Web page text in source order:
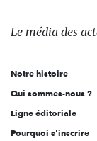
des
l'engagement
Le média des
Notre histoire
Qui sommes-nous ?
Ligne éditoriale
Pourquoi s'inscrire